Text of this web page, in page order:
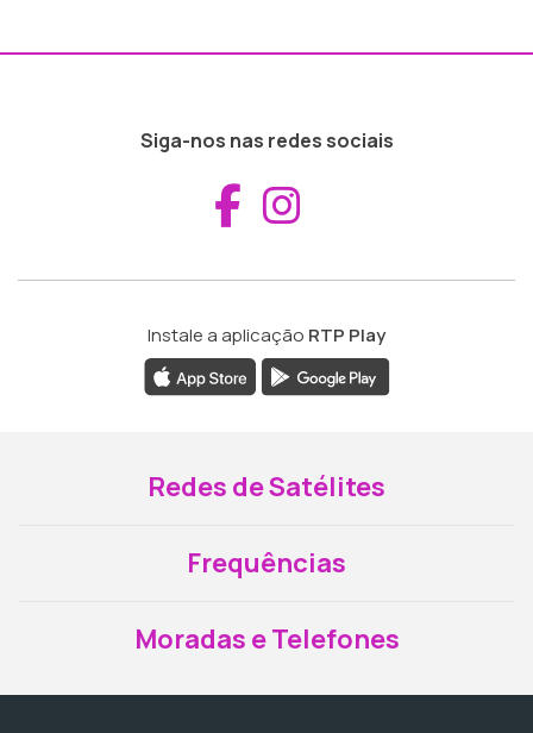
Siga-nos nas redes sociais
Aceder ao
Instale a aplicação RTP Play
Redes de Satélites
Frequências
Moradas e Telefones